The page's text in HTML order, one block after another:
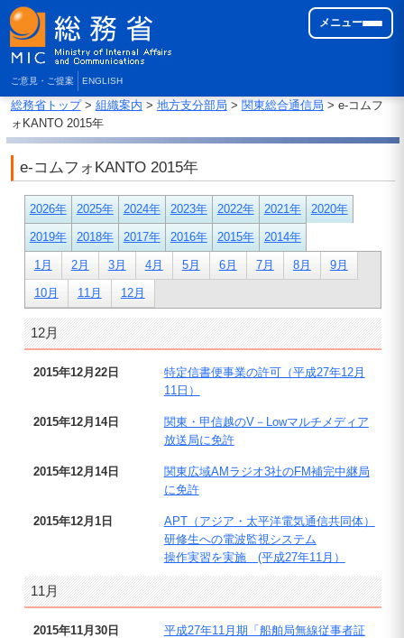
ご意見・ご提案 ENGLISH
メニュー
総務省トップ> 組織案内 > 地方支分部局 > 関東総合通信局 > e-コムフ
ォKANTO 2015年
e-コムフォKANTO 2015年
2026年 2025年 2024年 2023年 2022年 2021年 2020年
2019年 2018年 2017年 2016年 2015年 2014年
1月 2月 3月 4月 5月 6月 7月 8月 9月
10月 11月 12月
12月
2015年12月22日
特定信書便事業の許可（平成27年12月
11日）
2015年12月14日
関東・甲信越のV－Lowマルチメディア
放送局に免許
2015年12月14日
関東広域AMラジオ3社のFM補完中継局
に免許
2015年12月1日
APT（アジア・太平洋電気通信共同体）
研修生への電波監視システム
操作実習を実施 (平成27年11月）
11月
2015年11月30日
平成27年11月期「船舶局無線従事者証